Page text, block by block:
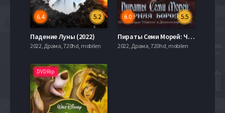
5.2
6.4
Падение Луны (2022)
2022, Драма, 720hd, mobilen
5.5
6.0
Пираты Семи Морей: Черная борода (2006)
2022, Драма, 720hd, mobilen
DVDRip